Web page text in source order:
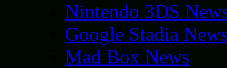
Nintendo 3DS
Google Stadia
Mad Box News